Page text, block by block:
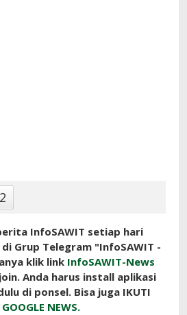
2
InfoSAWIT setiap hari
Grup Telegram "InfoSAWIT -
klik link InfoSAWIT-News
Anda harus install aplikasi
di ponsel. Bisa juga IKUTI
GOOGLE NEWS.